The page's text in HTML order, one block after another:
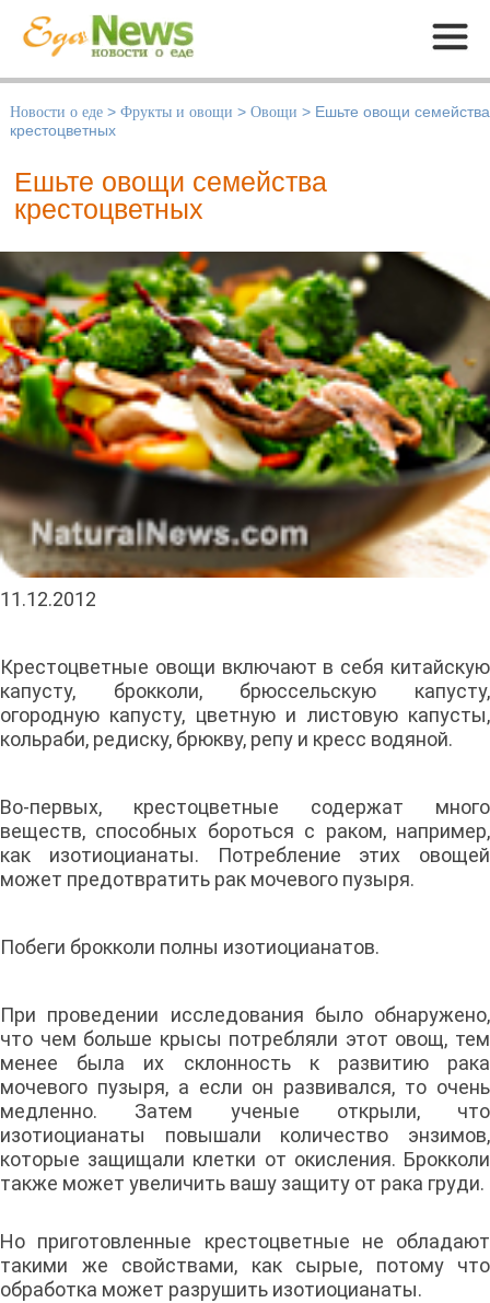
Меню
Новости о еде > Фрукты и овощи > Овощи > Ешьте овощи семейства
крестоцветных
Ешьте овощи семейства
крестоцветных
11.12.2012
Крестоцветные овощи включают в себя китайскую
капусту, брокколи, брюссельскую капусту,
огородную капусту, цветную и листовую капусты,
кольраби, редиску, брюкву, репу и кресс водяной.
Во-первых, крестоцветные содержат много
веществ, способных бороться с раком, например,
как изотиоцианаты. Потребление этих овощей
может предотвратить рак мочевого пузыря.
Побеги брокколи полны изотиоцианатов.
При проведении исследования было обнаружено,
что чем больше крысы потребляли этот овощ, тем
менее была их склонность к развитию рака
мочевого пузыря, а если он развивался, то очень
медленно. Затем ученые открыли, что
изотиоцианаты повышали количество энзимов,
которые защищали клетки от окисления. Брокколи
также может увеличить вашу защиту от рака груди.
Но приготовленные крестоцветные не обладают
такими же свойствами, как сырые, потому что
обработка может разрушить изотиоцианаты.